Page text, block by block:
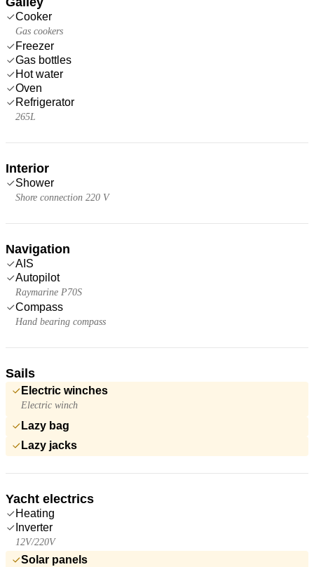
Cooker
Gas cookers
Freezer
Gas bottles
Hot water
Oven
Refrigerator
265L
Interior
Shower
Shore connection 220 V
Navigation
AIS
Autopilot
Raymarine P70S
Compass
Hand bearing compass
Sails
Electric winches
Electric winch
Lazy bag
Lazy jacks
Yacht electrics
Heating
Inverter
12V/220V
Solar panels